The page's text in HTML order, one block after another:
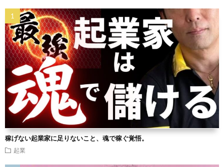
稼げない起業家に足りないこと、魂で稼ぐ覚悟。
起業